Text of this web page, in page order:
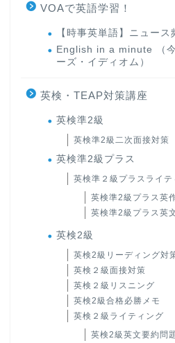
VOAで英語学習！
【時事英単語】ニュース
English in a minute （
ーズ・イディオム）
英検・TEAP対策講座
英検準2級
英検準2級二次面接対策
英検準2級プラス
英検準２級プラスライテ
英検準2級プラス英
英検準2級プラス英
英検2級
英検2級リーディング対
英検２級面接対策
英検２級リスニング
英検2級合格必勝メモ
英検２級ライティング
英検2級英文要約問